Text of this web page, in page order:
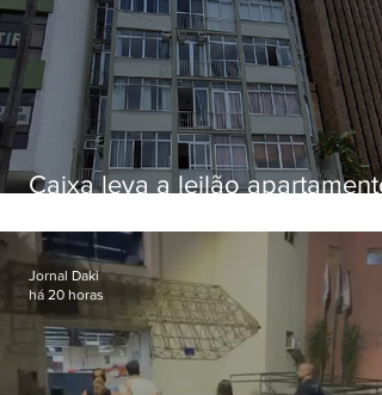
Caixa leva a leilão apartamento
Botafogo
Jornal Daki
há 20 horas